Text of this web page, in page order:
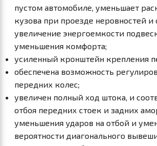
пустом автомобиле, уменьшает
кузова при проезде неровностей и
увеличение энергоемкости
уменьшения комфорта;
усиленный кронштейн крепления
обеспечена возможность
передних колес;
увеличен полный ход штока, и
отбоя передних стоек и задних
уменьшения ударов на отбой и
вероятности диагонального